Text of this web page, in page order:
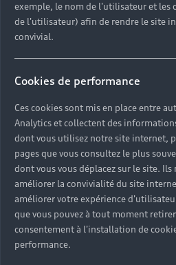
Au plus près de
Audi.
Parfaitement formés aux
nos techniciens ont à cœur de
. Lorsqu’une intervention
nécessaire ou conseillée,
exemple, le nom de l'utilisateur et les
de l'utilisateur) afin de rendre le site
convivial.
Cookies de performance
Ces cookies sont mis en place entre
Analytics et collectent des
dont vous utilisez notre site internet,
pages que vous consultez le plus
dont vous vous déplacez sur le site. Ils
améliorer la convivialité du site
améliorer votre expérience
que vous pouvez à tout moment
consentement à l'installation de
performance.